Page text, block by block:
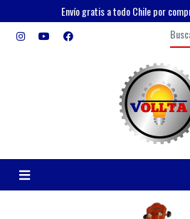
Envío gratis a todo Chile por